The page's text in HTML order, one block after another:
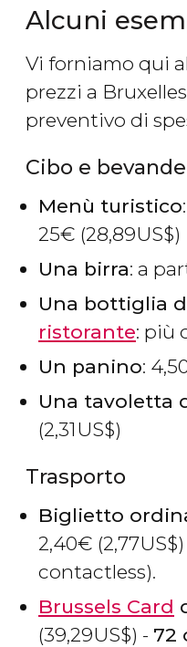
Alcuni
Vi forniamo qui
prezzi a
preventivo di
Cibo e bevande
Menù turistico
25€ (28,89US$)
Una birra: a
Una bottiglia
ristorante: più
Un panino:
Una tavoletta
(2,31 US$)
Trasporto
Biglietto
2,40€ (2,77US$
contactless).
Brussels Card
(39,29US$) - 72